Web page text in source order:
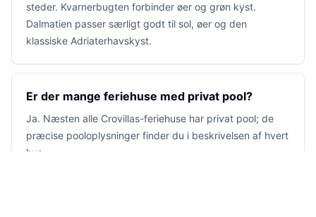
steder. Kvarnerbugten forbinder øer og grøn kyst.
Dalmatien passer særligt godt til sol, øer og den
klassiske Adriaterhavskyst.
Er der mange feriehuse med privat pool?
Ja. Næsten alle Crovillas-feriehuse har privat pool; de
præcise pooloplysninger finder du i beskrivelsen af hvert
hus.